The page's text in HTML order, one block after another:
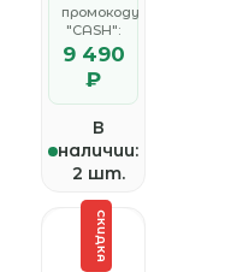
промокоду
"CASH":
9 490
₽
В
наличии:
2 шт.
СКИДКА